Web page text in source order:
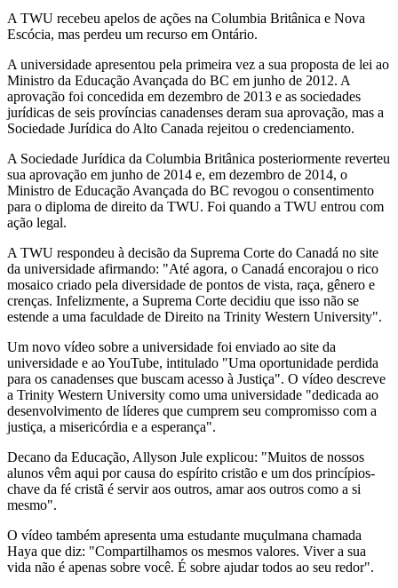
A TWU recebeu apelos de ações na Columbia Britânica e Nova
Escócia, mas perdeu um recurso em Ontário.
A universidade apresentou pela primeira vez a sua proposta de lei ao
Ministro da Educação Avançada do BC em junho de 2012. A
aprovação foi concedida em dezembro de 2013 e as sociedades
jurídicas de seis províncias canadenses deram sua aprovação, mas a
Sociedade Jurídica do Alto Canada rejeitou o credenciamento.
A Sociedade Jurídica da Columbia Britânica posteriormente reverteu
sua aprovação em junho de 2014 e, em dezembro de 2014, o
Ministro de Educação Avançada do BC revogou o consentimento
para o diploma de direito da TWU. Foi quando a TWU entrou com
ação legal.
A TWU respondeu à decisão da Suprema Corte do Canadá no site
da universidade afirmando: "Até agora, o Canadá encorajou o rico
mosaico criado pela diversidade de pontos de vista, raça, gênero e
crenças. Infelizmente, a Suprema Corte decidiu que isso não se
estende a uma faculdade de Direito na Trinity Western University".
Um novo vídeo sobre a universidade foi enviado ao site da
universidade e ao YouTube, intitulado "Uma oportunidade perdida
para os canadenses que buscam acesso à Justiça". O vídeo descreve
a Trinity Western University como uma universidade "dedicada ao
desenvolvimento de líderes que cumprem seu compromisso com a
justiça, a misericórdia e a esperança".
Decano da Educação, Allyson Jule explicou: "Muitos de nossos
alunos vêm aqui por causa do espírito cristão e um dos princípios-
chave da fé cristã é servir aos outros, amar aos outros como a si
mesmo".
O vídeo também apresenta uma estudante muçulmana chamada
Haya que diz: "Compartilhamos os mesmos valores. Viver a sua
vida não é apenas sobre você. É sobre ajudar todos ao seu redor".